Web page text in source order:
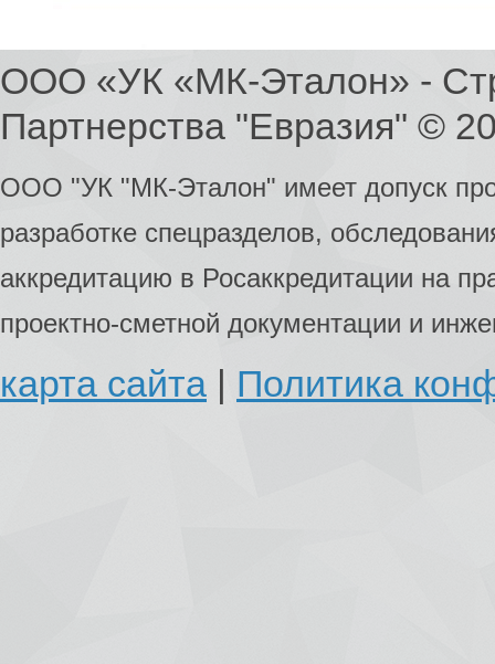
ООО «УК «МК-Эталон» -
Партнерства "Евразия" ©
ООО "УК "МК-Эталон" имеет допуск
разработке спецразделов,
аккредитацию в Росаккредитации на
проектно-сметной документации и
карта сайта Политика